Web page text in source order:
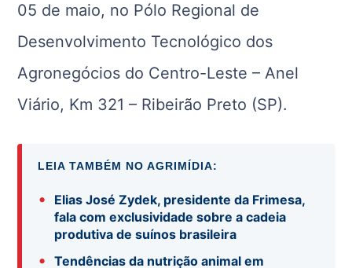
05 de maio, no Pólo Regional de
Desenvolvimento Tecnológico dos
Agronegócios do Centro-Leste – Anel
Viário, Km 321 – Ribeirão Preto (SP).
LEIA TAMBÉM NO AGRIMÍDIA:
•
Elias José Zydek, presidente da Frimesa,
fala com exclusividade sobre a cadeia
produtiva de suínos brasileira
• Tendências da nutrição animal em